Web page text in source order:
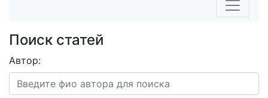
Поиск статей
Автор: